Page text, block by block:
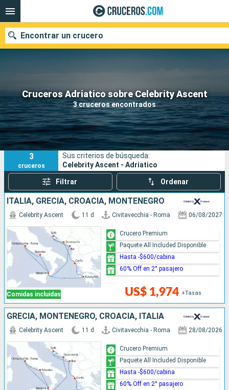
Cruceros Adriatico sobre Celebrity Ascent
3 cruceros encontrados
Encontrar un crucero
Nuestros destinos
Fecha de salida
Puertos Compañías
Buscar
3
cruceros
Sus criterios de búsqueda:
Celebrity Ascent - Adriatico
Filtrar Ordenar
ITALIA, GRECIA, CROACIA, MONTENEGRO
Comidas incluidas
Celebrity Ascent 11 d Civitavecchia - Roma 06/08/2027
US$ 1,974 +Tasas
Crucero Premium
Paquete All Included Disponible
Hasta -$600/cabina
60% Off en 2° pasajero
GRECIA, MONTENEGRO, CROACIA, ITALIA
Celebrity Ascent 11 d Civitavecchia - Roma 28/08/2026
Crucero Premium
Paquete All Included Disponible
Hasta -$600/cabina
60% Off en 2° pasajero